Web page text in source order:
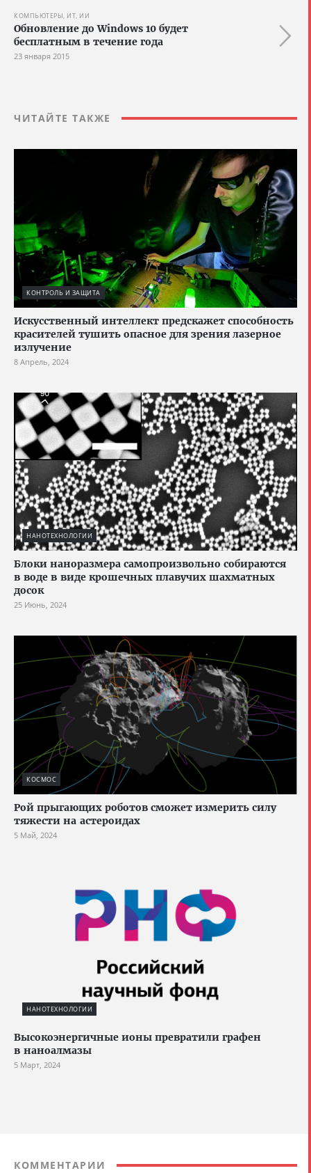
КОМПЬЮТЕРЫ, ИТ, ИИ
Обновление до Windows 10 будет
бесплатным в течение года
23 января 2015
ЧИТАЙТЕ ТАКЖЕ
КОНТРОЛЬ И ЗАЩИТА
Искусственный интеллект предскажет способность
красителей тушить опасное для зрения лазерное
излучение
8 Апрель, 2024
НАНОТЕХНОЛОГИИ
Блоки наноразмера самопроизвольно собираются
в воде в виде крошечных плавучих шахматных
досок
25 Июнь, 2024
КОСМОС
Рой прыгающих роботов сможет измерить силу
тяжести на астероидах
5 Май, 2024
НАНОТЕХНОЛОГИИ
Высокоэнергичные ионы превратили графен
в наноалмазы
5 Март, 2024
КОММЕНТАРИИ